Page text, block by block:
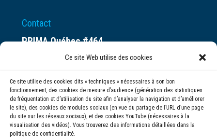
Ce site Web utilise des cookies
Ce site utilise des cookies dits « techniques » nécessaires à son bon
fonctionnement, des cookies de mesure d’audience (génération des statistiques
de fréquentation et d’utilisation du site afin d’analyser la navigation et d’améliorer
le site), des cookies de modules sociaux (en vue du partage de l’URL d’une page
du site sur les réseaux sociaux), et des cookies YouTube (nécessaires à la
visualisation des vidéos). Vous trouverez des informations détaillées dans la
politique de confidentialité.
Contact
PRIMA Québec #464
Espace ax.c
Montréal (QC) H3C 0B4
(514) 284-0211